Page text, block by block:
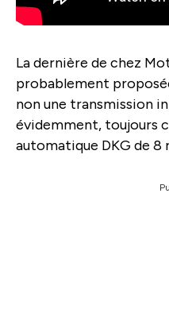
La dernière de chez
probablement
non une transmission
évidemment, toujours
automatique DKG de 8